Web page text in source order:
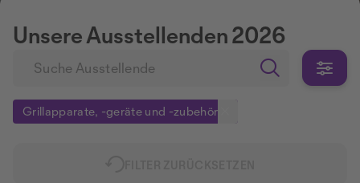
Unsere Ausstellenden 2026
Grillapparate, -geräte und -zubehör